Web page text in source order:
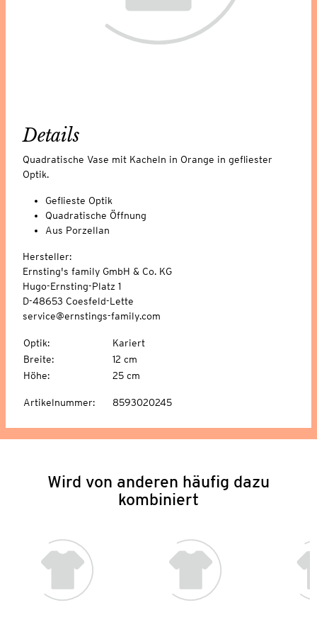
Details
Quadratische Vase mit Kacheln in Orange in gefliester
Optik.
Geflieste Optik
Quadratische Öffnung
Aus Porzellan
Hersteller:
Ernsting's family GmbH & Co. KG
Hugo-Ernsting-Platz 1
D-48653 Coesfeld-Lette
service@ernstings-family.com
Optik:
Kariert
Breite:
12 cm
Höhe: 25 cm
Artikelnummer: 8593020245
Wird von anderen häufig dazu
kombiniert